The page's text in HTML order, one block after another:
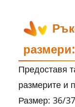
размери:
Предоставя
размерите и
Размер: 36/